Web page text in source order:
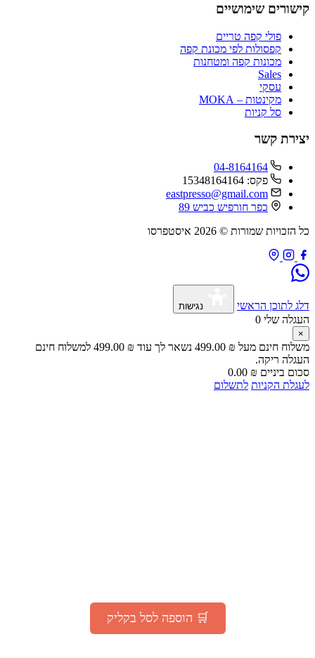
קישורים שימושיים
פולי קפה טריים
קפסולות לפי מכונת קפה
מכונות קפה ומטחנות
Sales
עסקי
מקינטות – MOKA
סל קניות
יצירת קשר
04-8164164
פקס: 15348164164
eastpresso@gmail.com
כפר חורפיש כביש 89
כל הזכויות שמורות © 2026 איסטפרסו
דלג לתוכן הראשי נגישות
העגלה שלי 0
×
משלוח חינם מעל ₪ נשאר לך עוד ₪
למשלוח חינם
העגלה ריקה.
סכום ביניים ₪
לעגלת הקניות לתשלום
🛒 הוספה לסל בקליק